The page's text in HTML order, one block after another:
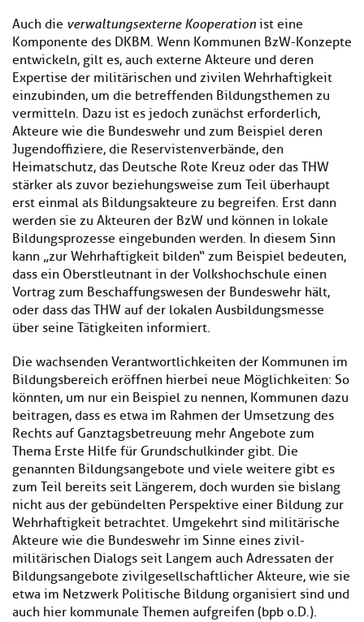
Auch die verwaltungsexterne Kooperation ist eine
Komponente des DKBM. Wenn Kommunen BzW-Konzepte
entwickeln, gilt es, auch externe Akteure und deren
Expertise der militärischen und zivilen Wehrhaftigkeit
einzubinden, um die betreffenden Bildungsthemen zu
vermitteln. Dazu ist es jedoch zunächst erforderlich,
Akteure wie die Bundeswehr und zum Beispiel deren
Jugendoffiziere, die Reservistenverbände, den
Heimatschutz, das Deutsche Rote Kreuz oder das THW
stärker als zuvor beziehungsweise zum Teil überhaupt
erst einmal als Bildungsakteure zu begreifen. Erst dann
werden sie zu Akteuren der BzW und können in lokale
Bildungsprozesse eingebunden werden. In diesem Sinn
kann „zur Wehrhaftigkeit bilden“ zum Beispiel bedeuten,
dass ein Oberstleutnant in der Volkshochschule einen
Vortrag zum Beschaffungswesen der Bundeswehr hält,
oder dass das THW auf der lokalen Ausbildungsmesse
über seine Tätigkeiten informiert.
Die wachsenden Verantwortlichkeiten der Kommunen im
Bildungsbereich eröffnen hierbei neue Möglichkeiten: So
könnten, um nur ein Beispiel zu nennen, Kommunen dazu
beitragen, dass es etwa im Rahmen der Umsetzung des
Rechts auf Ganztagsbetreuung mehr Angebote zum
Thema Erste Hilfe für Grundschulkinder gibt. Die
genannten Bildungsangebote und viele weitere gibt es
zum Teil bereits seit Längerem, doch wurden sie bislang
nicht aus der gebündelten Perspektive einer Bildung zur
Wehrhaftigkeit betrachtet. Umgekehrt sind militärische
Akteure wie die Bundeswehr im Sinne eines zivil-
militärischen Dialogs seit Langem auch Adressaten der
Bildungsangebote zivilgesellschaftlicher Akteure, wie sie
etwa im Netzwerk Politische Bildung organisiert sind und
auch hier kommunale Themen aufgreifen (bpb o.D.).